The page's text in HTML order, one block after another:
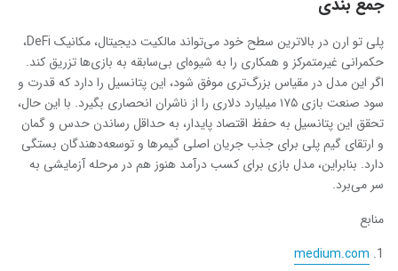
جمع بندی
پلی تو ارن در بالاترین سطح خود می‌تواند مالکیت دیجیتال، مکانیک DeFi،
حکمرانی غیرمتمرکز و همکاری را به شیوه‌ای بی‌سابقه به بازی‌ها تزریق کند.
اگر این مدل در مقیاس بزرگ‌تری موفق شود، این پتانسیل را دارد که قدرت و
سود صنعت بازی ۱۷۵ میلیارد دلاری را از ناشران انحصاری بگیرد. با این حال،
تحقق این پتانسیل به حفظ اقتصاد پایدار، به حداقل رساندن حدس و گمان
و ارتقای گیم پلی برای جذب جریان اصلی گیمرها و توسعه‌دهندگان بستگی
دارد. بنابراین، مدل بازی برای کسب درآمد هنوز هم در مرحله آزمایشی به
سر می‌برد.
منابع
medium.com